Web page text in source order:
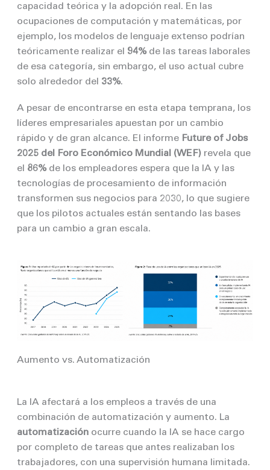
capacidad teórica y la adopción real. En las
ocupaciones de computación y matemáticas, por
ejemplo, los modelos de lenguaje extenso podrían
teóricamente realizar el 94%de las tareas laborales
de esa categoría, sin embargo, el uso actual cubre
solo alrededor del 33%.
A pesar de encontrarse en esta etapa temprana, los
líderes empresariales apuestan por un cambio
rápido y de gran alcance. El informe Future of Jobs
2025 del Foro Económico Mundial (WEF)revela que
el 86%de los empleadores espera que la IA y las
tecnologías de procesamiento de información
transformen sus negocios para 2030, lo que sugiere
que los pilotos actuales están sentando las bases
para un cambio a gran escala.
Aumento vs. Automatización
La IA afectará a los empleos a través de una
combinación de automatización y aumento. La
automatizaciónocurre cuando la IA se hace cargo
por completo de tareas que antes realizaban los
trabajadores, con una supervisión humana limitada.